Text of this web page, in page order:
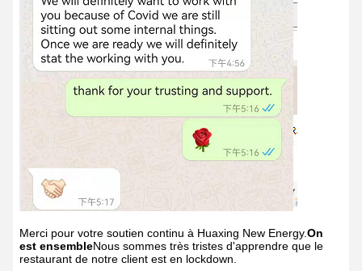
Merci pour votre soutien continu à Huaxing New Energy.On
est ensembleNous sommes très tristes d'apprendre que le
restaurant de notre client est en lockdown.